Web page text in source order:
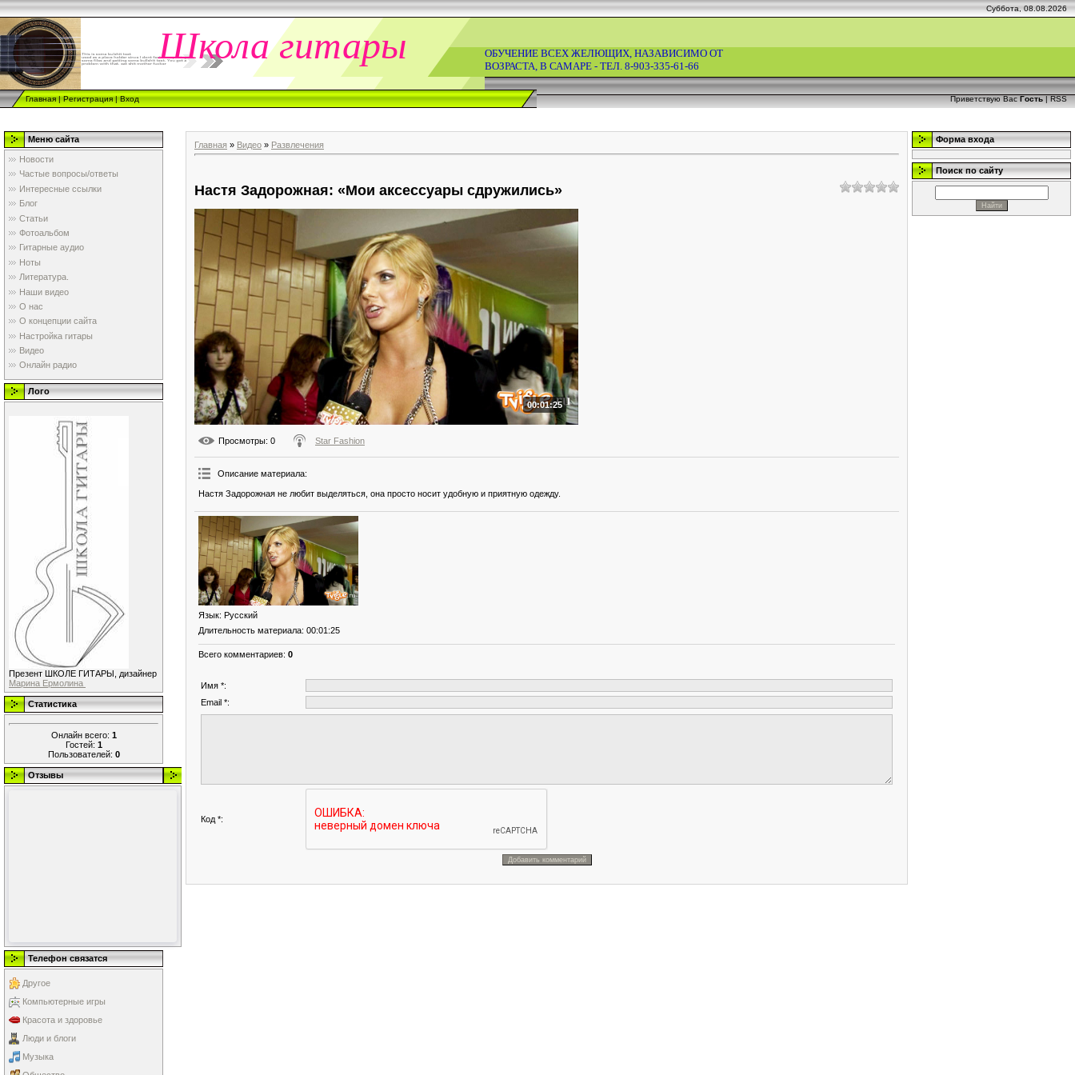
Суббота, 08.08.2026
Школа гитары
ОБУЧЕНИЕ ВСЕХ ЖЕЛЮЩИХ, НАЗАВИСИМО ОТ
ВОЗРАСТА, В САМАРЕ - ТЕЛ. 8-903-335-61-66
Главная|Регистрация|Вход Приветствую Вас Гость | RSS
Меню сайта
Новости
Частые вопросы/ответы
Интересные ссылки
Блог
Статьи
Фотоальбом
Гитарные аудио
Ноты
Литература.
Наши видео
О нас
О концепции сайта
Настройка гитары
Видео
Онлайн радио
Лого
Презент ШКОЛЕ ГИТАРЫ, дизайнер
Марина Ермолина
Статистика
Онлайн всего: 1
Гостей: 1
Пользователей: 0
Отзывы
Телефон связатся
Другое
Компьютерные игры
Красота и здоровье
Люди и блоги
Музыка
Главная » Видео » Развлечения
Настя Задорожная: «Мои аксессуары сдружились»
00:01:25
Просмотры: 0 Star Fashion
Описание материала:
Настя Задорожная не любит выделяться, она просто носит удобную и приятную одежду.
Язык: Русский
Длительность материала: 00:01:25
Всего комментариев: 0
Имя *:
Email *:
Код *:
Форма входа
Поиск по сайту